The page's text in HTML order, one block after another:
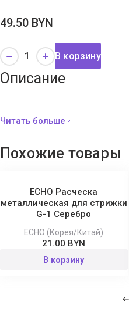
49.50 BYN
В корзину
Описание
Похожие товары
ECHO Расческа
металлическая для стрижки
G-1 Серебро
ECHO (Корея/Китай)
21.00 BYN
В корзину